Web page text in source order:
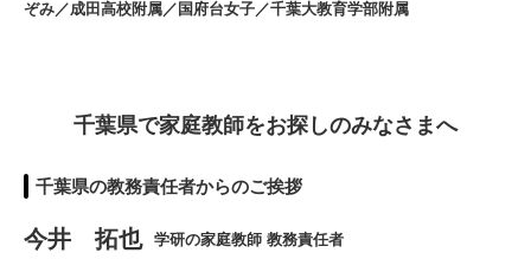
ぞみ／成田高校附属／国府台女子／千葉大教育学部附属
千葉県で家庭教師をお探しのみなさまへ
千葉県の教務責任者からのご挨拶
今井 拓也 学研の家庭教師 教務責任者